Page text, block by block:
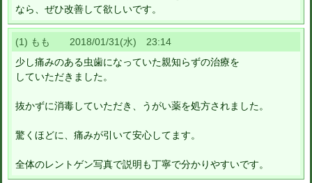
なら、ぜひ改善して欲しいです。
(1) もも 2018/01/31(水) 23:14
少し痛みのある虫歯になっていた親知らずの治療を
していただきました。
抜かずに消毒していただき、うがい薬を処方されました。
驚くほどに、痛みが引いて安心してます。
全体のレントゲン写真で説明も丁寧で分かりやすいです。